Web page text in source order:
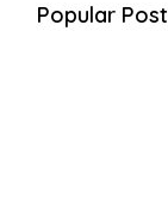
Popular Post